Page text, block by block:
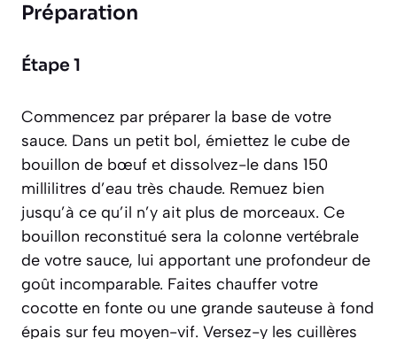
Préparation
Étape 1
Commencez par préparer la base de votre
sauce. Dans un petit bol, émiettez le cube de
bouillon de bœuf et dissolvez-le dans 150
millilitres d’eau très chaude. Remuez bien
jusqu’à ce qu’il n’y ait plus de morceaux. Ce
bouillon reconstitué sera la colonne vertébrale
de votre sauce, lui apportant une profondeur de
goût incomparable. Faites chauffer votre
cocotte en fonte ou une grande sauteuse à fond
épais sur feu moyen-vif. Versez-y les cuillères